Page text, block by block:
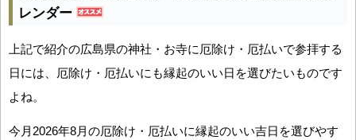
レンダー
上記で紹介の広島県の神社・お寺に厄除け・厄払いで参拝する
日には、厄除け・厄払いにも縁起のいい日を選びたいものです
よね。
今月2026年8月の厄除け・厄払いに縁起のいい吉日を選びやす